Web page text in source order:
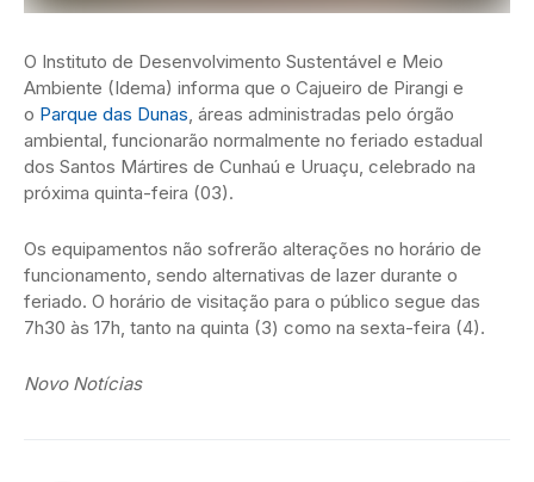
O Instituto de Desenvolvimento Sustentável e Meio
Ambiente (Idema) informa que o Cajueiro de Pirangi e
o Parque das Dunas, áreas administradas pelo órgão
ambiental, funcionarão normalmente no feriado estadual
dos Santos Mártires de Cunhaú e Uruaçu, celebrado na
próxima quinta-feira (03).
Os equipamentos não sofrerão alterações no horário de
funcionamento, sendo alternativas de lazer durante o
feriado. O horário de visitação para o público segue das
7h30 às 17h, tanto na quinta (3) como na sexta-feira (4).
Novo Notícias